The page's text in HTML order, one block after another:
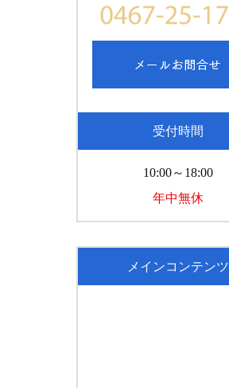
受付時間
10:00～18:00
年中無休
メインコンテンツ